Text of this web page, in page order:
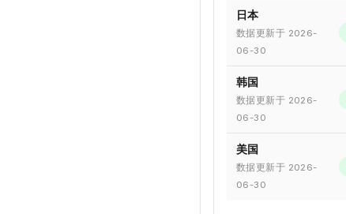
日本
数据更新于 2026-
06-30
韩国
数据更新于 2026-
06-30
美国
数据更新于 2026-
06-30